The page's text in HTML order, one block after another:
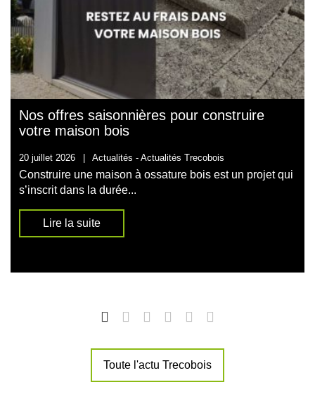
Nos offres saisonnières pour construire
votre maison bois
20 juillet 2026 | Actualités - Actualités Trecobois
Construire une maison à ossature bois est un projet qui
s’inscrit dans la durée...
Lire la suite
Toute l'actu Trecobois